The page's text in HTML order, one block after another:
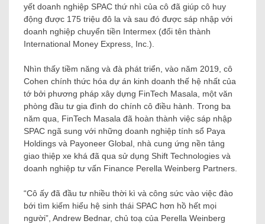
yết doanh nghiệp SPAC thứ nhì của cô đã giúp cô huy
động được 175 triệu đô la và sau đó được sáp nhập với
doanh nghiệp chuyển tiền Intermex (đổi tên thành
International Money Express, Inc.).
Nhìn thấy tiềm năng và đà phát triển, vào năm 2019, cô
Cohen chính thức hóa dự án kinh doanh thế hệ nhất của
tớ bởi phương pháp xây dựng FinTech Masala, một văn
phòng đầu tư gia đình do chính cô điều hành. Trong ba
năm qua, FinTech Masala đã hoàn thành việc sáp nhập
SPAC ngã sung với những doanh nghiệp tính sổ Paya
Holdings và Payoneer Global, nhà cung ứng nền tảng
giao thiệp xe khá đã qua sử dụng Shift Technologies và
doanh nghiệp tư vấn Finance Perella Weinberg Partners.
“Cô ấy đã đầu tư nhiều thời kì và công sức vào việc đào
bới tìm kiếm hiểu hệ sinh thái SPAC hơn hồ hết mọi
người”, Andrew Bednar, chủ toạ của Perella Weinberg